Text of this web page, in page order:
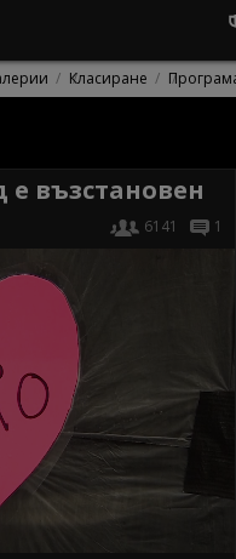
Класиране
възстановен
6141 1